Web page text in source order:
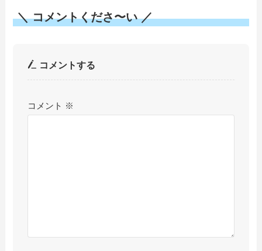
＼ コメントくださ〜い ／
コメントする
コメント ※